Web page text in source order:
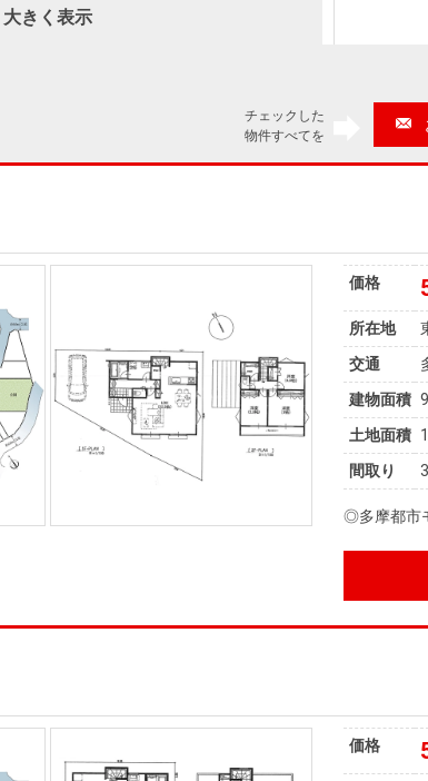
大きく表示
チェックした
物件すべてを
価格
所在地
交通
建物面積
土地面積
間取り
◎多摩都市
価格